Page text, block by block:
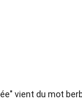
vient du mot